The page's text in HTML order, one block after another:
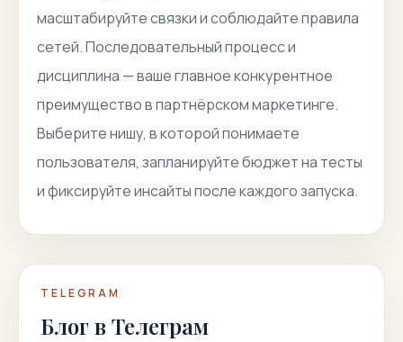
масштабируйте связки и соблюдайте правила
сетей. Последовательный процесс и
дисциплина — ваше главное конкурентное
преимущество в партнёрском маркетинге.
Выберите нишу, в которой понимаете
пользователя, запланируйте бюджет на тесты
и фиксируйте инсайты после каждого запуска.
TELEGRAM
Блог в Телеграм